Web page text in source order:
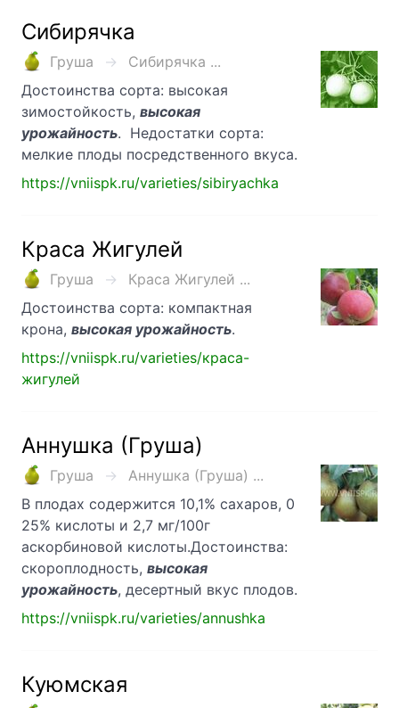
Сибирячка
Груша
Сибирячка ...
Достоинства сорта: высокая
зимостойкость, высокая
урожайность. Недостатки сорта:
мелкие плоды посредственного вкуса.
https://vniispk.ru/varieties/sibiryachka
Краса Жигулей
Груша
Краса Жигулей ...
Достоинства сорта: компактная
крона, высокая урожайность.
https://vniispk.ru/varieties/краса-
жигулей
Аннушка (Груша)
Груша
Аннушка (Груша) ...
В плодах содержится 10,1% сахаров, 0
25% кислоты и 2,7 мг/100г
аскорбиновой кислоты.Достоинства:
скороплодность, высокая
урожайность, десертный вкус плодов.
https://vniispk.ru/varieties/annushka
Куюмская